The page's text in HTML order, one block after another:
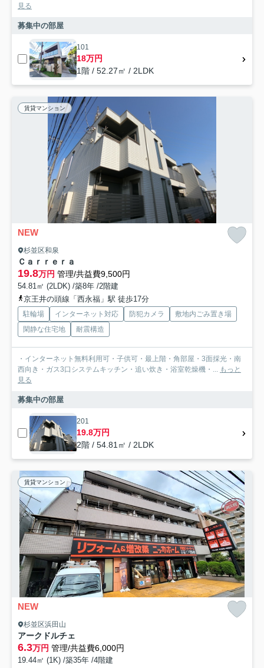
見る
募集中の部屋
101
18万円
1階 / 52.27㎡ / 2LDK
賃貸マンション
NEW
杉並区和泉
Ｃａｒｒｅｒａ
19.8万円 管理/共益費9,500円
54.81㎡ (2LDK) /築8年 /2階建
京王井の頭線「西永福」駅 徒歩17分
駐輪場 インターネット対応 防犯カメラ
敷地内ごみ置き場
閑静な住宅地
耐震構造
・インターネット無料利用可・子供可・最上階・角部屋・3面採光・南
西向き・ガス3口システムキッチン・追い炊き・浴室乾燥機・... もっと
見る
募集中の部屋
201
19.8万円
2階 / 54.81㎡ / 2LDK
賃貸マンション
NEW
杉並区浜田山
アークドルチェ
6.3万円 管理/共益費6,000円
19.44㎡ (1K) /築35年 /4階建